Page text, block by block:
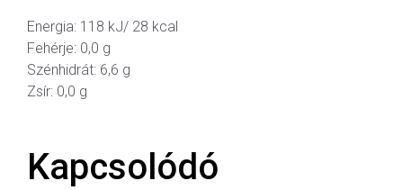
Energia: 118 kJ/ 28 kcal
Fehérje: 0,0 g
Szénhidrát: 6,6 g
Zsír: 0,0 g
Kapcsolódó